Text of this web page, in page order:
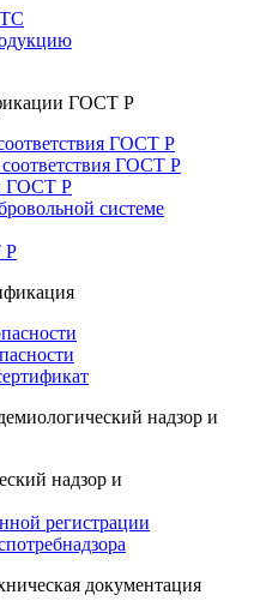
ТС
ГОСТ Р
ГОСТ Р
ГОСТ Р
ГОСТ Р
системе
Р
надзор и
надзор и
регистрации
документация